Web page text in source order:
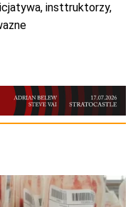
, insttruktorzy,